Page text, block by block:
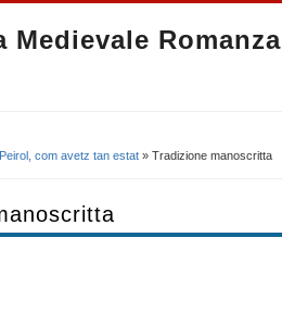
Medievale Romanza
Peirol, com avetz tan estat » Tradizione manoscritta